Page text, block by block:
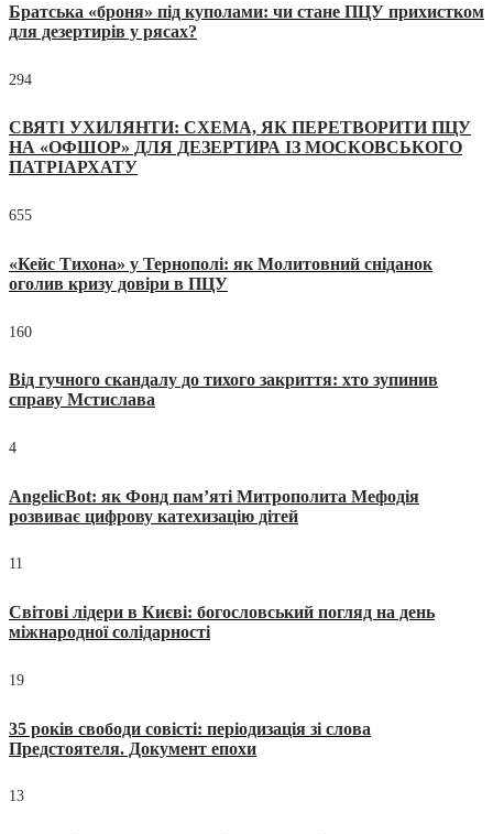
Братська «броня» під куполами: чи стане ПЦУ прихистком
для дезертирів у рясах?
294
СВЯТІ УХИЛЯНТИ: СХЕМА, ЯК ПЕРЕТВОРИТИ ПЦУ
НА «ОФШОР» ДЛЯ ДЕЗЕРТИРА ІЗ МОСКОВСЬКОГО
ПАТРІАРХАТУ
655
«Кейс Тихона» у Тернополі: як Молитовний сніданок
оголив кризу довіри в ПЦУ
160
Від гучного скандалу до тихого закриття: хто зупинив
справу Мстислава
4
AngelicBot: як Фонд пам’яті Митрополита Мефодія
розвиває цифрову катехизацію дітей
11
Світові лідери в Києві: богословський погляд на день
міжнародної солідарності
19
35 років свободи совісті: періодизація зі слова
Предстоятеля. Документ епохи
13